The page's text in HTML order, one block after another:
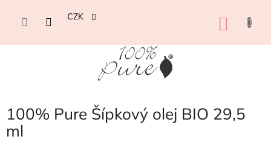
obsah
CZK
100% Pure Šípkový olej BIO 29,5
ml